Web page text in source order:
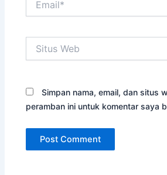
Web
Simpan nama, email, dan situs
peramban ini untuk komentar saya